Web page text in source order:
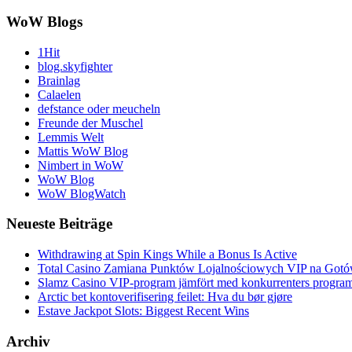
WoW Blogs
1Hit
blog.skyfighter
Brainlag
Calaelen
defstance oder meucheln
Freunde der Muschel
Lemmis Welt
Mattis WoW Blog
Nimbert in WoW
WoW Blog
WoW BlogWatch
Neueste Beiträge
Withdrawing at Spin Kings While a Bonus Is Active
Total Casino Zamiana Punktów Lojalnościowych VIP na
Slamz Casino VIP-program jämfört med konkurrenters
Arctic bet kontoverifisering feilet: Hva du bør gjøre
Estave Jackpot Slots: Biggest Recent Wins
Archiv